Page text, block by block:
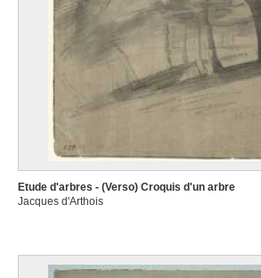
Etude d'arbres - (Verso) Croquis d'un arbre
Jacques d'Arthois